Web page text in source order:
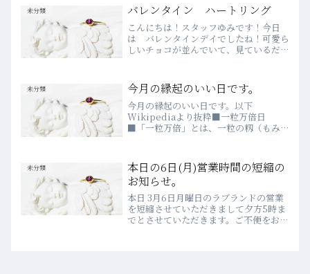
にエンジェルを置くと、部屋全体の雰囲
気を柔らかくしてくれ...
未分類 バレンタイン ハートリング
こんにちは！スタッフゆみです！今日
は バレンタインデイでしたね！可愛ら
しいチョコが並んでいて、見ているだけ
た。可愛らしい椅子とテーブルが並ぶイ
ートインコーナーで紙皿に小...
未分類 今月の縁起のいい日です。
​今月の縁起のいい日です。以下
Wikipediaより抜粋■一粒万倍日
■「一粒万倍」とは、一粒の籾（もみ）
い日とされ、特に仕事始め、開店、種ま
き、お金を出すことに吉である...
未分類
本日の6日(月)営業時間の短縮の
お知らせ。
本日 3月6日月曜日のラブランドの営業
を短縮させていただきまして夕方5時ま
でとさせていただきます。ご不便をおか